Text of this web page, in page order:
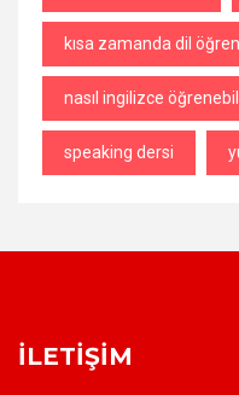
kısa zamanda dil
nasıl ingilizce
speaking dersi
İLETIŞIM